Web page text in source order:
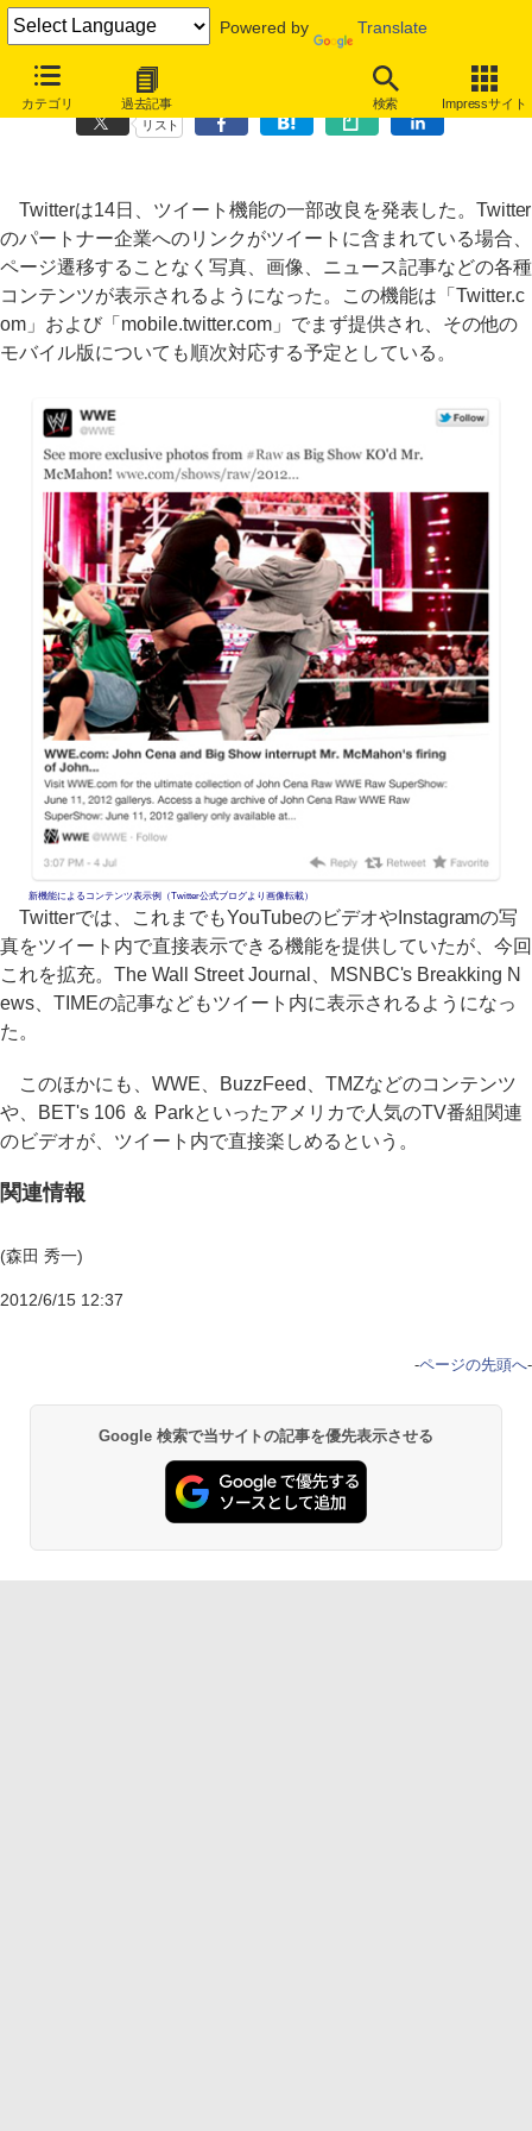
Powered by Translate
カテゴリ 過去記事 検索 Impressサイト
Twitter、ツイート内での画像・動画表示機能を強化
リスト
Twitterは14日、ツイート機能の一部改良を発表した。Twitter
のパートナー企業へのリンクがツイートに含まれている場合、
ページ遷移することなく写真、画像、ニュース記事などの各種
コンテンツが表示されるようになった。この機能は「Twitter.c
om」および「mobile.twitter.com」でまず提供され、その他の
モバイル版についても順次対応する予定としている。
新機能によるコンテンツ表示例（Twitter公式ブログより画像転載）
Twitterでは、これまでもYouTubeのビデオやInstagramの写
真をツイート内で直接表示できる機能を提供していたが、今回
これを拡充。The Wall Street Journal、MSNBC's Breakking N
ews、TIMEの記事などもツイート内に表示されるようになっ
た。
このほかにも、WWE、BuzzFeed、TMZなどのコンテンツ
や、BET's 106 ＆ Parkといったアメリカで人気のTV番組関連
のビデオが、ツイート内で直接楽しめるという。
関連情報
(森田 秀一)
2012/6/15 12:37
-ページの先頭へ-
Google 検索で当サイトの記事を優先表示させる